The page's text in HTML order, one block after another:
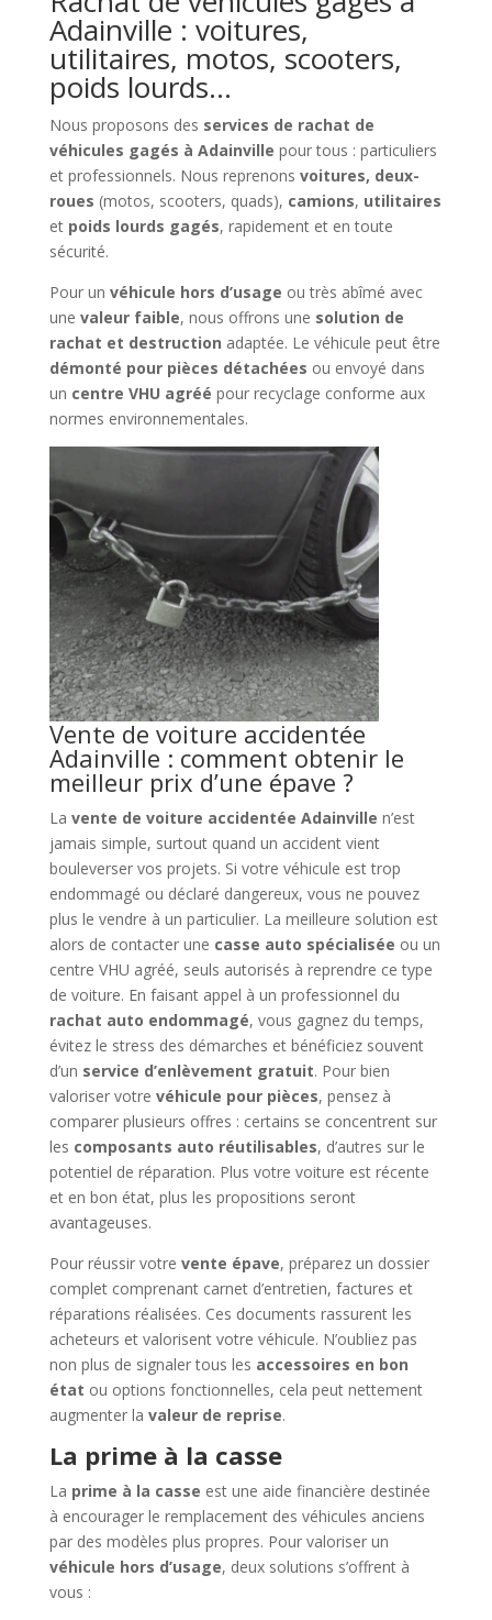
Adainville : voitures,
utilitaires, motos, scooters,
poids lourds…
Nous proposons des services de rachat de
véhicules gagés à Adainville pour tous : particuliers
et professionnels. Nous reprenons voitures, deux-
roues (motos, scooters, quads), camions, utilitaires
et poids lourds gagés, rapidement et en toute
sécurité.
Pour un véhicule hors d’usage ou très abîmé avec
une valeur faible, nous offrons une solution de
rachat et destruction adaptée. Le véhicule peut être
démonté pour pièces détachées ou envoyé dans
un centre VHU agréé pour recyclage conforme aux
normes environnementales.
Vente de voiture accidentée
Adainville : comment obtenir le
meilleur prix d’une épave ?
La vente de voiture accidentée Adainville n’est
jamais simple, surtout quand un accident vient
bouleverser vos projets. Si votre véhicule est trop
endommagé ou déclaré dangereux, vous ne pouvez
plus le vendre à un particulier. La meilleure solution est
alors de contacter une casse auto spécialisée ou un
centre VHU agréé, seuls autorisés à reprendre ce type
de voiture. En faisant appel à un professionnel du
rachat auto endommagé, vous gagnez du temps,
évitez le stress des démarches et bénéficiez souvent
d’un service d’enlèvement gratuit. Pour bien
valoriser votre véhicule pour pièces, pensez à
comparer plusieurs offres : certains se concentrent sur
les composants auto réutilisables, d’autres sur le
potentiel de réparation. Plus votre voiture est récente
et en bon état, plus les propositions seront
avantageuses.
Pour réussir votre vente épave, préparez un dossier
complet comprenant carnet d’entretien, factures et
réparations réalisées. Ces documents rassurent les
acheteurs et valorisent votre véhicule. N’oubliez pas
non plus de signaler tous les accessoires en bon
état ou options fonctionnelles, cela peut nettement
augmenter la valeur de reprise.
La prime à la casse
La prime à la casse est une aide financière destinée
à encourager le remplacement des véhicules anciens
par des modèles plus propres. Pour valoriser un
véhicule hors d’usage, deux solutions s’offrent à
vous :